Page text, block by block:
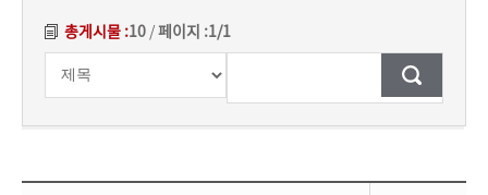
총게시물 :10 /페이지 :1/1
검색조건 검색어
[대표]공공저작물 개방 게시글 목록에 대하여 게시글의 순번과 제목, 부서명, 등록일, 조회, 첨부파일 정보를 제공합니다.